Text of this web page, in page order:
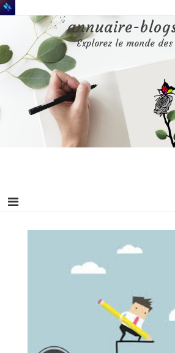
Aller
au
annuaire-
Explorez le monde des